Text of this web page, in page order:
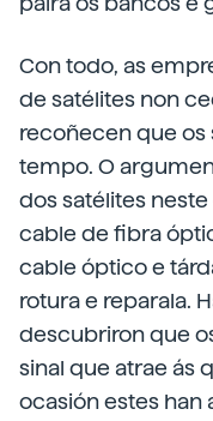
Con todo, as
de satélites non
recoñecen que os
tempo. O
dos satélites
cable de fibra
cable óptico e
rotura e reparala.
descubriron que
sinal que atrae ás
ocasión estes han